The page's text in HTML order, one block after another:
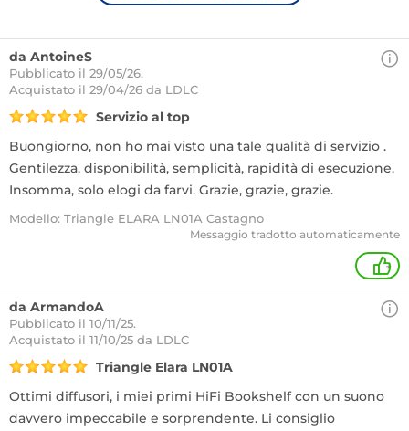
da AntoineS
Pubblicato il 29/05/26.
Acquistato il 29/04/26 da LDLC
Servizio al top
Buongiorno, non ho mai visto una tale qualità di servizio .
Gentilezza, disponibilità, semplicità, rapidità di esecuzione.
Insomma, solo elogi da farvi. Grazie, grazie, grazie.
Modello: Triangle ELARA LN01A Castagno
Messaggio tradotto automaticamente
+
da ArmandoA
Pubblicato il 10/11/25.
Acquistato il 11/10/25 da LDLC
Triangle Elara LN01A
Ottimi diffusori, i miei primi HiFi Bookshelf con un suono
davvero impeccabile e sorprendente. Li consiglio